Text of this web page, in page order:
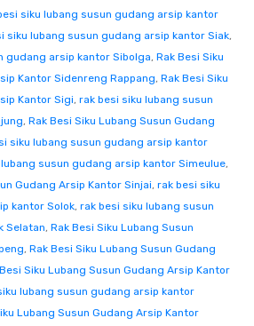
siku lubang susun gudang arsip kantor
siku lubang susun gudang arsip kantor Siak,
gudang arsip kantor Sibolga, Rak Besi Siku
Kantor Sidenreng Rappang, Rak Besi Siku
Kantor Sigi, rak besi siku lubang susun
, Rak Besi Siku Lubang Susun Gudang
siku lubang susun gudang arsip kantor
susun gudang arsip kantor Simeulue,
Gudang Arsip Kantor Sinjai, rak besi siku
kantor Solok, rak besi siku lubang susun
Selatan, Rak Besi Siku Lubang Susun
, Rak Besi Siku Lubang Susun Gudang
Siku Lubang Susun Gudang Arsip Kantor
lubang susun gudang arsip kantor
Lubang Susun Gudang Arsip Kantor